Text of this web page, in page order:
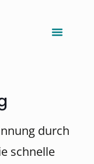
durch
schnelle